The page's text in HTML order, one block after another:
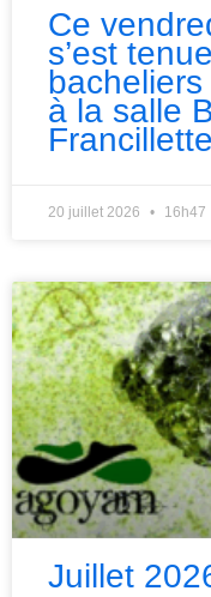
Ce
s’est
à la salle
20 juillet 2026 16h47
Juillet